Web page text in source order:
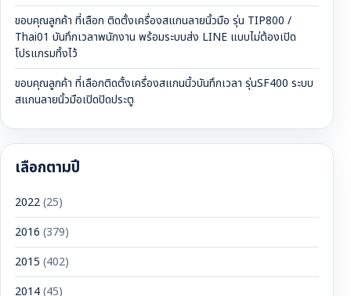
ขอบคุณลูกค้า ที่เลือก ติดตั้งเครื่องสแกนลายนิ้วมือ รุ่น TIP800 /
Thai01 บันทึกเวลาพนักงาน พร้อมระบบส่ง LINE แบบไม่ต้องเปิด
โปรแกรมทิ้งไว้
ขอบคุณลูกค้า ที่เลือกติดตั้งเครื่องสแกนนิ้วบันทึกเวลา รุ่นSF400 ระบบ
สแกนลายนิ้วมือเปิดปิดประตู
เลือกตามปี
2022(25)
2016 (379)
2015 (402)
2014(45)